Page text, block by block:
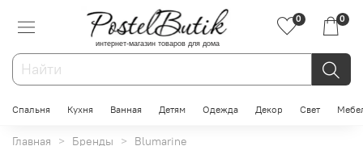
интернет-магазин товаров для дома
0 0
Спальня Кухня Ванная Детям Одежда Декор Свет
Главная Бренды Blumarine